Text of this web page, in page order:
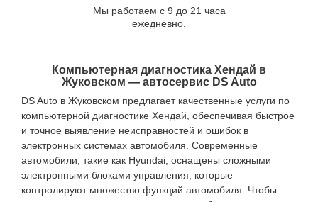
Мы работаем с 9 до 21 часа
ежедневно.
Компьютерная диагностика Хендай в
Жуковском — автосервис DS Auto
DS Auto в Жуковском предлагает качественные услуги по
компьютерной диагностике Хендай, обеспечивая быстрое
и точное выявление неисправностей и ошибок в
электронных системах автомобиля. Современные
автомобили, такие как Hyundai, оснащены сложными
электронными блоками управления, которые
контролируют множество функций автомобиля. Чтобы